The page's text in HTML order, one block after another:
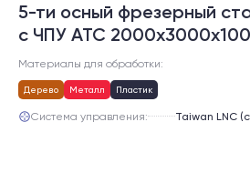
5-ти осный фрезерный
с ЧПУ АТС
Материалы для обработки:
Дерево Металл Пластик
Система управления: Taiwan LNC